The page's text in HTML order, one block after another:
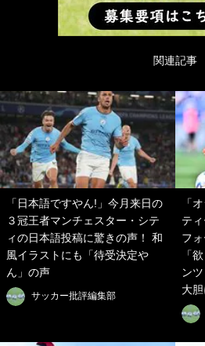
関連記事
「日本語ですやん!」今月来日の
３冠王者マンチェスター・シテ
ィの日本語投稿に驚きの声！ 和
風イラストにも「待受決定や
ん」の声
サッカー批評編集部
「
テ
フ
「
ン
大